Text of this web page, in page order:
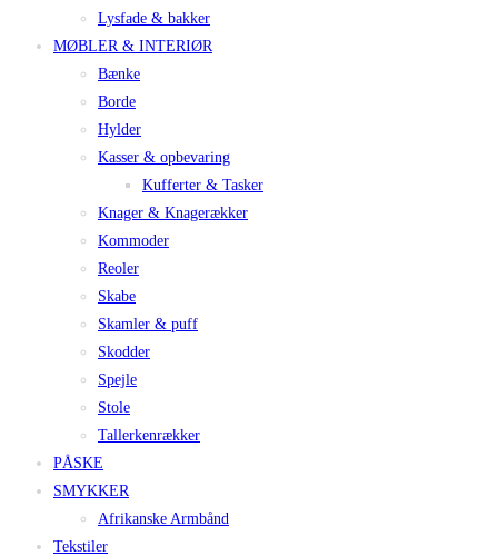
Lysfade & bakker
MØBLER & INTERIØR
Bænke
Borde
Hylder
Kasser & opbevaring
Kufferter & Tasker
Knager & Knagerækker
Kommoder
Reoler
Skabe
Skamler & puff
Skodder
Spejle
Stole
Tallerkenrækker
PÅSKE
SMYKKER
Afrikanske Armbånd
Tekstiler